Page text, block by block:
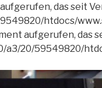
das seit
htdocs/
aufgerufen, das
20/59549820/